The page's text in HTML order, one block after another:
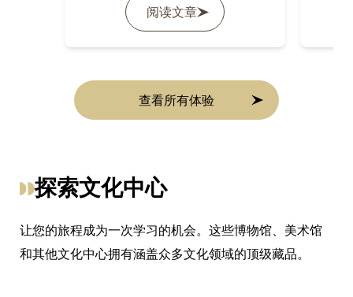
阅读文章
查看所有体验
探索文化中心
让您的旅程成为一次学习的机会。这些博物馆、美术馆
和其他文化中心拥有涵盖众多文化领域的顶级藏品。